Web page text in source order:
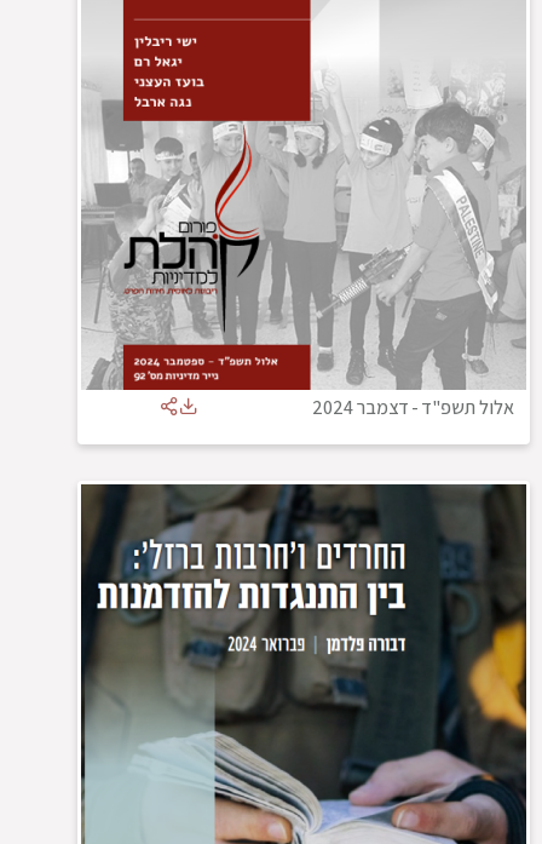
אלול תשפ"ד-דצמבר 2024